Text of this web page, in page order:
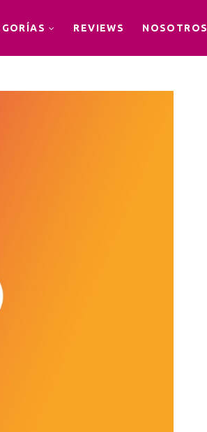
REVIEWS NOSOTROS